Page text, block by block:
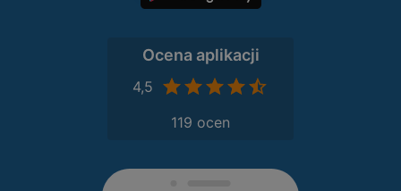
Ocena aplikacji
4,5
119 ocen